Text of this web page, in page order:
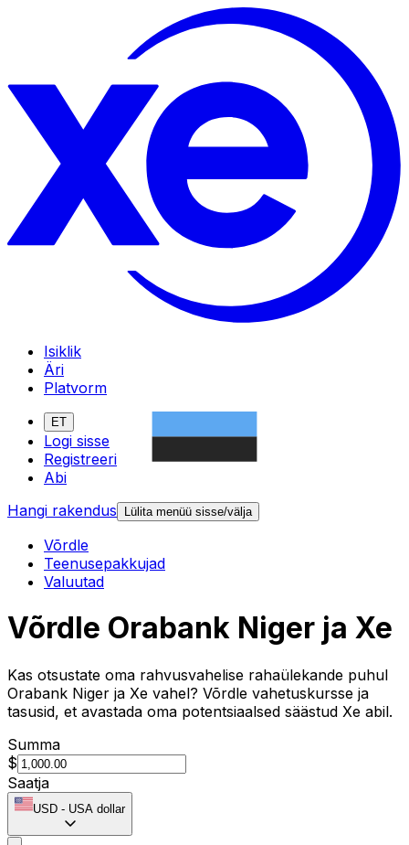
Isiklik
Äri
Platvorm
ET
Logi sisse
Registreeri
Abi
Hangi rakendus
Lülita menüü sisse/välja
Võrdle
Teenusepakkujad
Valuutad
Võrdle Orabank Niger ja Xe
Kas otsustate oma rahvusvahelise rahaülekande puhul
Orabank Niger ja Xe vahel? Võrdle vahetuskursse ja
tasusid, et avastada oma potentsiaalsed säästud Xe abil.
Summa
$
Saatja
USD - USA dollar